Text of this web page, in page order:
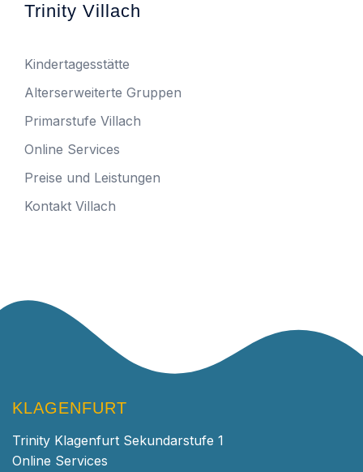
Trinity Villach
Kindertagesstätte
Alterserweiterte Gruppen
Primarstufe Villach
Online Services
Preise und Leistungen
Kontakt Villach
KLAGENFURT
Trinity Klagenfurt Sekundarstufe 1
Online Services